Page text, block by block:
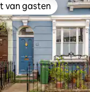
van gasten
van gasten